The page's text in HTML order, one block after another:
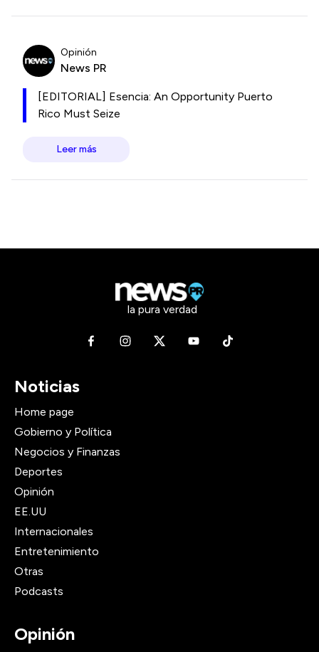
Opinión
News PR
[EDITORIAL] Esencia: An Opportunity Puerto
Rico Must Seize
Leer más
la pura verdad
Noticias
Home page
Gobierno y Política
Negocios y Finanzas
Deportes
Opinión
EE.UU
Internacionales
Entretenimiento
Otras
Podcasts
Opinión